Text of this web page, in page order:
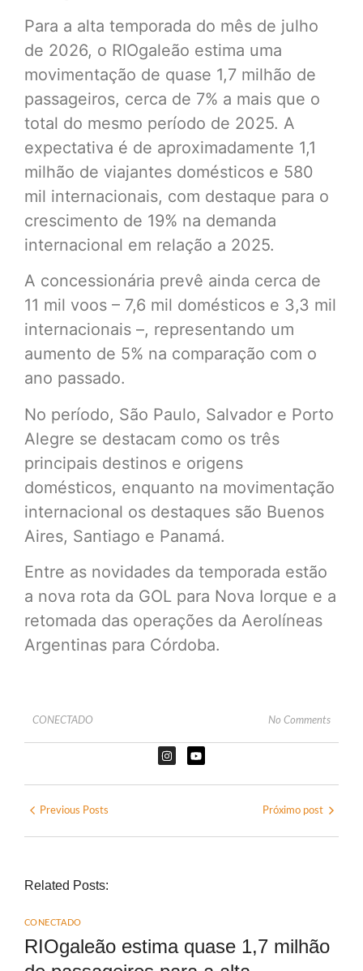
Para a alta temporada do mês de julho
de 2026, o RIOgaleão estima uma
movimentação de quase 1,7 milhão de
passageiros, cerca de 7% a mais que o
total do mesmo período de 2025. A
expectativa é de aproximadamente 1,1
milhão de viajantes domésticos e 580
mil internacionais, com destaque para o
crescimento de 19% na demanda
internacional em relação a 2025.
A concessionária prevê ainda cerca de
11 mil voos – 7,6 mil domésticos e 3,3 mil
internacionais –, representando um
aumento de 5% na comparação com o
ano passado.
No período, São Paulo, Salvador e Porto
Alegre se destacam como os três
principais destinos e origens
domésticos, enquanto na movimentação
internacional os destaques são Buenos
Aires, Santiago e Panamá.
Entre as novidades da temporada estão
a nova rota da GOL para Nova Iorque e a
retomada das operações da Aerolíneas
Argentinas para Córdoba.
CONECTADO No Comments
Previous Posts Próximo post
Related Posts:
CONECTADO
RIOgaleão estima quase 1,7 milhão